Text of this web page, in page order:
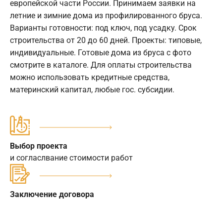
европейской части России. Принимаем заявки на
летние и зимние дома из профилированного бруса.
Варианты готовности: под ключ, под усадку. Срок
строительства от 20 до 60 дней. Проекты: типовые,
индивидуальные. Готовые дома из бруса с фото
смотрите в каталоге. Для оплаты строительства
можно использовать кредитные средства,
материнский капитал, любые гос. субсидии.
Выбор проекта
и согласлвание стоимости работ
Заключение договора